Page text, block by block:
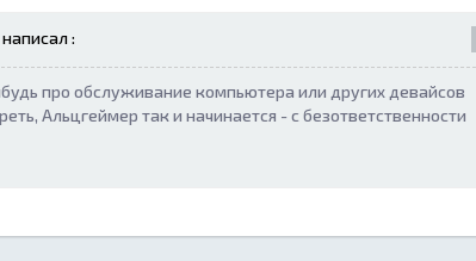
написал :
про обслуживание компьютера или других девайсов
Альцгеймер так и начинается - с безответственности